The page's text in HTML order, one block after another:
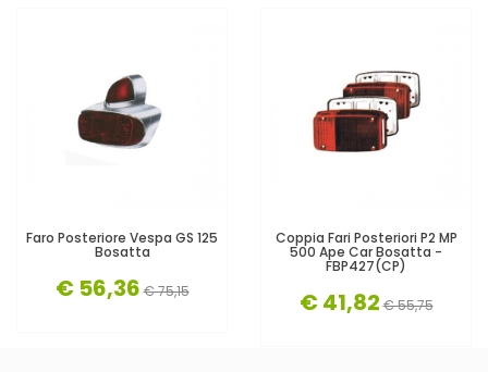
Faro Posteriore Vespa GS 125
Bosatta
€ 56,36 € 75,15
Coppia Fari Posteriori P2 MP
500 Ape Car Bosatta -
FBP427(CP)
€ 41,82 € 55,75